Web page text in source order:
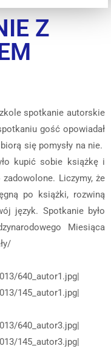
Z
spotkanie autorskie
gość opowiadał
się pomysły na nie.
kupić sobie książkę i
Liczymy, że
po książki, rozwiną
język. Spotkanie było
Miesiąca
640_autor1.jpg|
145_autor1.jpg|
640_autor3.jpg|
145_autor3.jpg|